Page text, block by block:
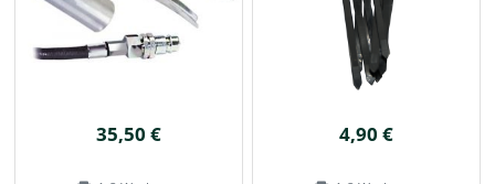
35,50 € 4,90 €